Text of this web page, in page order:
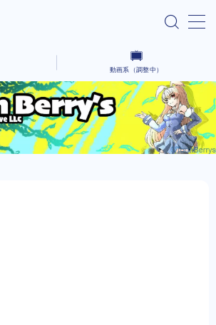
head-気になる話題のゲーム- 気になるニュースや気になったYoutubeなどを語っていく場所です。
ーム動画をコーヒーでも飲んで
コーヒーを飲みながら、さまざまなクリエイティブな作品を語るないようです。
動画系（調整中）